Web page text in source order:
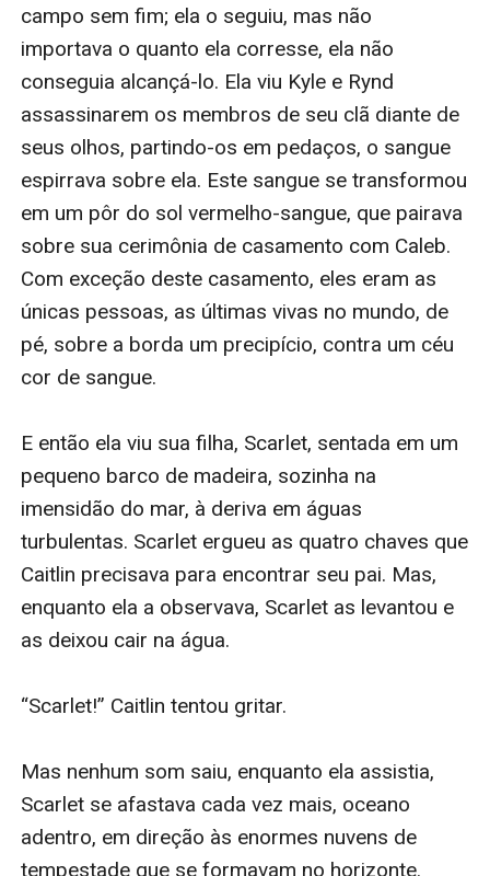
mística de segredos e pistas no encalço de Jesus. A
missão também a leva até o Monte das Oliveiras, até
Aiden e seu coven, e a mais segredos e relíquias do
que nunca antes. A cada momento, seu pai parece
estar cada vez mais próximo.
Mas está missão é especial: Sam mudou para o lado
do m*l, e também voltou no tempo, se unindo a Rexius
– líder de um coven do m*l. Eles se unem na busca,
com a intenção de encontrar o escudo antes dela.
Rexius fará qualquer coisa para destruir Caitlin e Caleb,
e com Sam ao seu lado e um novo exército atrás dele,
as chances estão do seu lado.
separada de seus pais. Ele vaga pelas ruas de
Jerusalém sozinha, com Ruth, e ela começa a
descobrir seus próprios poderes, e também se envolve
em situações de mais perigo do que nunca antes.
Especialmente quando ele descobre que também está
guardando um segredo.
Caitlin encontrará seu pai? Será que ela encontrará o
mais uma vez? Sam tentará matá-la? E será que o
no tempo?
ENCONTRADA é o livro nº. 8 da série Diário de um
Vampiro (precedido por TRANSFORMADA, AMADA,
TRAÍDA, PREDESTINADA, DESEJADA, COMPROMETIDA